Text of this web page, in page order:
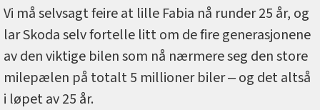
Vi må selvsagt feire at lille Fabia nå runder 25 år, og
lar Skoda selv fortelle litt om de fire generasjonene
av den viktige bilen som nå nærmere seg den store
milepælen på totalt 5 millioner biler ‒ og det altså
i løpet av 25 år.